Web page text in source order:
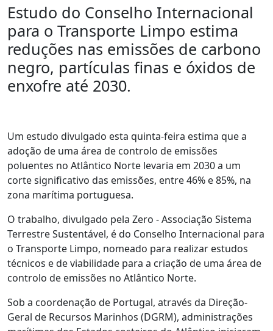
Estudo do Conselho Internacional
para o Transporte Limpo estima
reduções nas emissões de carbono
negro, partículas finas e óxidos de
enxofre até 2030.
Um estudo divulgado esta quinta-feira estima que a
adoção de uma área de controlo de emissões
poluentes no Atlântico Norte levaria em 2030 a um
corte significativo das emissões, entre 46% e 85%, na
zona marítima portuguesa.
O trabalho, divulgado pela Zero - Associação Sistema
Terrestre Sustentável, é do Conselho Internacional para
o Transporte Limpo, nomeado para realizar estudos
técnicos e de viabilidade para a criação de uma área de
controlo de emissões no Atlântico Norte.
Sob a coordenação de Portugal, através da Direção-
Geral de Recursos Marinhos (DGRM), administrações